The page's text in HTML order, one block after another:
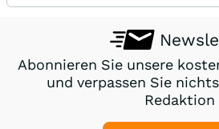
Abonnieren Sie unsere
und verpassen Sie
Redaktion